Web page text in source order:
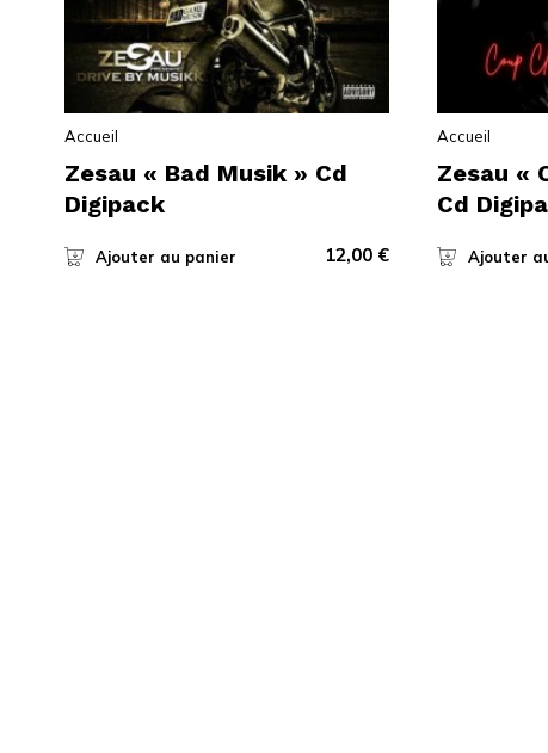
Accueil
Zesau « Bad Musik » Cd
Digipack
Ajouter au panier 12,00 €
Accueil
Zesau «
Cd
Ajouter